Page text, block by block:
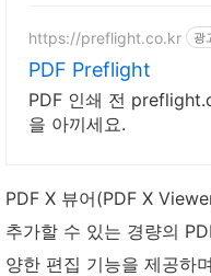
https://preflight.co.kr 광
PDF Preflight
PDF 인쇄 전
을 아끼세요.
PDF X 뷰어(PDF X
추가할 수 있는 경량의
양한 편집 기능을 제공하